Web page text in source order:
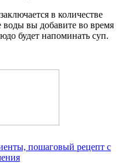
в количестве
вы добавите во время
будет напоминать суп.
пошаговый рецепт с